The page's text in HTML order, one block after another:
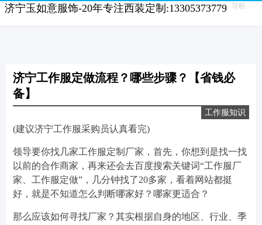
济宁玉如意服饰-20年专注西装定制:13305373779 导航
济宁工作服定做流程？哪些步骤？【省钱必
备】
工作服知识
(建议济宁工作服采购员认真看完)
领导要你找几家工作服定制厂家，首先，你想到是找一找
以前的合作商家，再来还会去百度搜索关键词“工作服厂
家、工作服定做”，几分钟找了20多家，看着网站都挺
好，就是不知道怎么判断哪家好？哪家更适合？
那么应该如何寻找厂家？其实根据自身的地区、行业、季